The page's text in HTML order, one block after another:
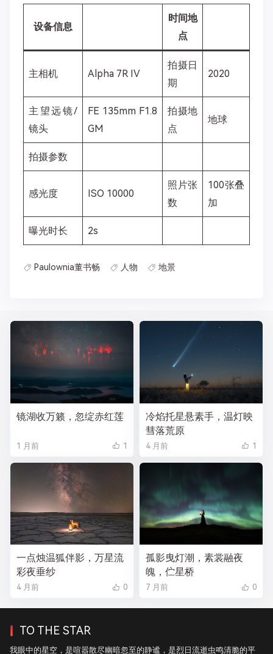
设备信息
时间地
点
主相机 Alpha 7R IV
拍摄日
期
2020
主望远镜/
镜头
FE 135mm F1.8
GM
拍摄地
点
地球
拍摄参数
感光度 ISO 10000
照片张
数
100张叠
加
曝光时长 2s
Paulownia董书畅 人物 地景
镜湖收万籁，忽绽赤红莲
1 月前 1
冷焰托星悬素手，温灯映
彗落荒原
4 月前 1
一点烛温狐伴影，万星流
彩夜垂纱
4 月前 0
孤影曳灯潮，素裳融夜
魄，伫星桥
7 月前 0
TO THE STAR
我眼中的星空，是喧嚣散尽幽暗忽至的静谧，是烈日流逝虫鸣清脆的平